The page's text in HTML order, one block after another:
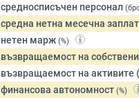
средносписъчен персонал
средна нетна месечна
нетен марж (%)
възвращаемост на
възвращаемост на активите
финансова автономност (%)